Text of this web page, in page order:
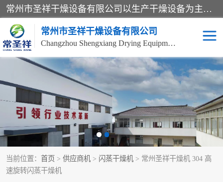
常州市圣祥干燥设备有限公司以生产干燥设备为主导产品，提供：干燥设备、干燥机、混合机、气流干燥机、烘箱、热风循环烘箱、沸腾干燥机、烘干机、喷雾干燥机等产品的生产、制造与销售服务。
常州市圣祥干燥设备有限公司
Changzhou Shengxiang Drying Equipment Co. , Ltd.
当前位置： 首页 > 供应商机 > 闪蒸干燥机 > 常州圣祥干燥机 304 高
速旋转闪蒸干燥机
单锥真空干燥机 双锥真空干燥机
气流干燥机 滚筒刮板干燥机
干燥机 闪蒸干燥机
桨叶干燥机 高速混合机